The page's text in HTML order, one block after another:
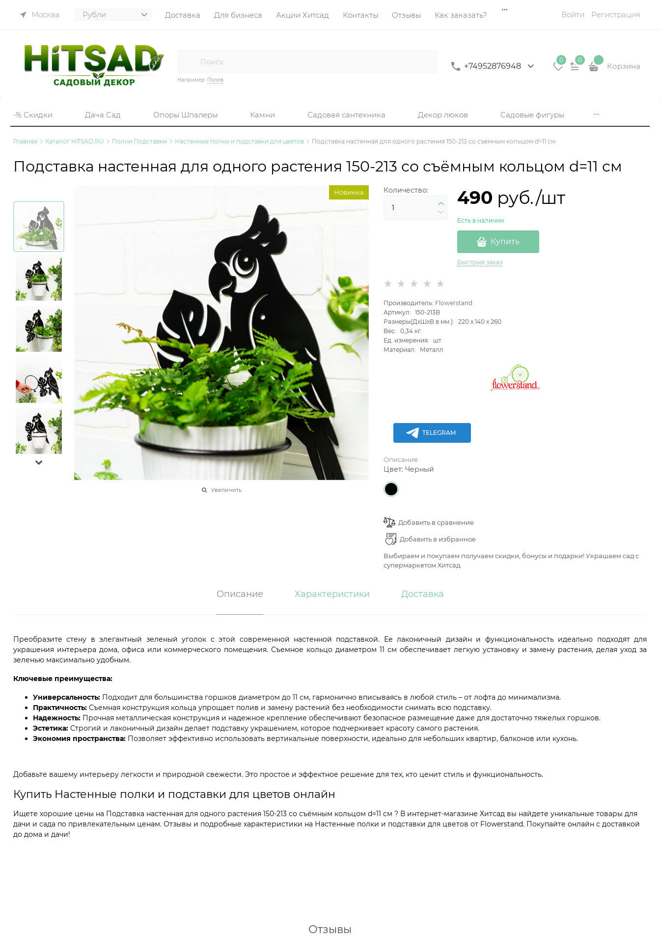
Москва Доставка Для бизнеса Акции Хитсад Контакты Отзывы Как заказать? Войти Регистрация
Например: Полив
+74952876948
0 0
Корзина
-% Скидки Дача Сад Опоры Шпалеры Камни Садовая сантехника Декор люков Садовые фигуры
Главная Каталог HiTSAD.RU Полки Подставки Настенные полки и подставки для цветов Подставка настенная для одного растения 150-213 со съёмным кольцом d=11 см
Подставка настенная для одного растения 150-213 со съёмным кольцом d=11 см
Новинка
Увеличить
Количество: 490 руб./шт
Есть в наличии
Купить
Быстрый заказ
Производитель: Flowerstand
Артикул:
150-213B
Размеры(ДхШхВ в мм.):
220 x140 x260
Вес:
0,34 кг.
Ед. измерения:
шт
Материал:
Металл
TELEGRAM
Описание
Цвет:Черный
Добавить в сравнение
Добавить в избранное
Выбираем и покупаем получаем скидки, бонусы и подарки! Украшаем сад с
супермаркетом Хитсад.
Описание Характеристики Доставка
Преобразите стену в элегантный зеленый уголок с этой современной настенной подставкой. Ее лаконичный дизайн и функциональность идеально подходят для
украшения интерьера дома, офиса или коммерческого помещения. Съемное кольцо диаметром 11 см обеспечивает легкую установку и замену растения, делая уход за
зеленью максимально удобным.
Ключевые преимущества:
Универсальность: Подходит для большинства горшков диаметром до 11 см, гармонично вписываясь в любой стиль – от лофта до минимализма.
Практичность: Съемная конструкция кольца упрощает полив и замену растений без необходимости снимать всю подставку.
Надежность: Прочная металлическая конструкция и надежное крепление обеспечивают безопасное размещение даже для достаточно тяжелых горшков.
Эстетика: Строгий и лаконичный дизайн делает подставку украшением, которое подчеркивает красоту самого растения.
Экономия пространства: Позволяет эффективно использовать вертикальные поверхности, идеально для небольших квартир, балконов или кухонь.
Добавьте вашему интерьеру легкости и природной свежести. Это простое и эффектное решение для тех, кто ценит стиль и функциональность.
Купить Настенные полки и подставки для цветов онлайн
Ищете хорошие цены на Подставка настенная для одного растения 150-213 со съёмным кольцом d=11 см ? В интернет-магазине Хитсад вы найдете уникальные товары для
дачи и сада по привлекательным ценам. Отзывы и подробные характеристики на Настенные полки и подставки для цветов от Flowerstand. Покупайте онлайн с доставкой
до дома и дачи!
Отзывы